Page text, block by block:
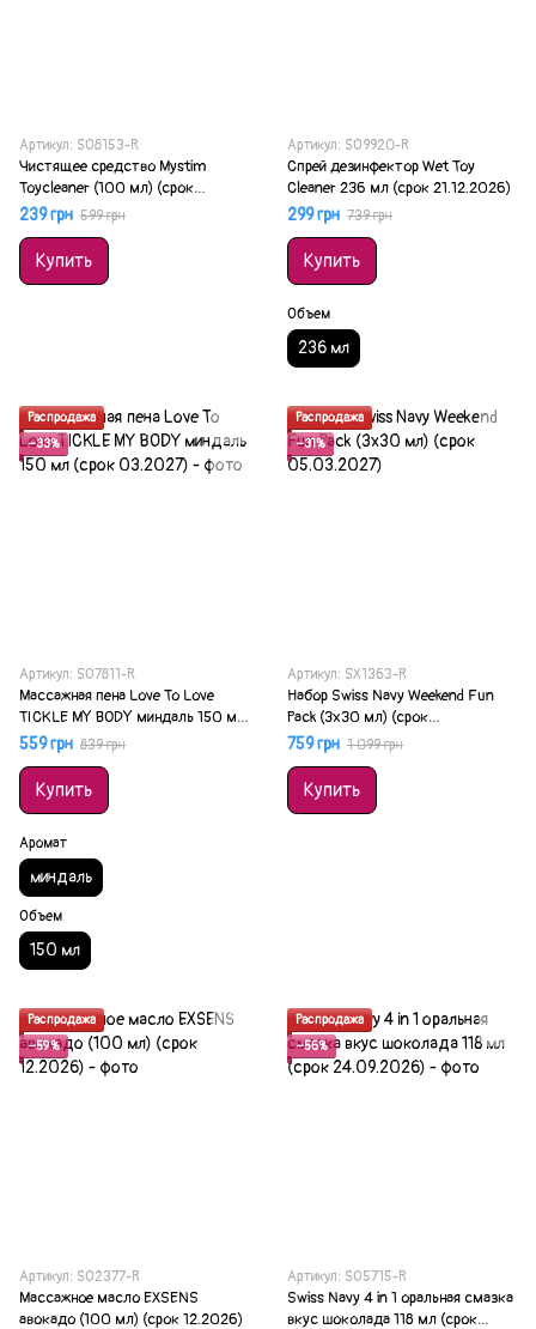
Артикул: SO8153-R
Чистящее средство Mystim
Toycleaner (100 мл) (cрок
12.2026)
239 грн 599 грн
Купить
Артикул: SO9920-R
Спрей дезинфектор Wet Toy
Cleaner 236 мл (срок 21.12.2026)
299 грн 739 грн
Купить
Объем
236 мл
Распродажа
−33%
Артикул: SO7811-R
Массажная пена Love To Love
TICKLE MY BODY миндаль 150 мл
(срок 03.2027)
559 грн 839 грн
Купить
Аромат
миндаль
Объем
150 мл
Распродажа
−31%
Артикул: SX1363-R
Набор Swiss Navy Weekend Fun
Pack (3х30 мл) (срок
05.03.2027)
759 грн 1 099 грн
Купить
Распродажа
−59%
Артикул: SO2377-R
Массажное масло EXSENS
авокадо (100 мл) (срок 12.2026)
Распродажа
−56%
Артикул: SO5715-R
Swiss Navy 4 in 1 оральная смазка
вкус шоколада 118 мл (срок